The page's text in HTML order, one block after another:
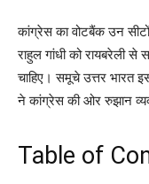
कांग्रेस का वोटबैंक उन
राहुल गांधी को रायबरेली से
चाहिए। समूचे उत्तर भारत
ने कांग्रेस की ओर रुझान
Table of